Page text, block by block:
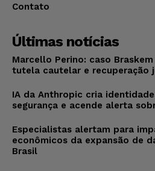
Contato
Últimas notícias
Marcello Perino: caso
tutela cautelar e recuperação
IA da Anthropic cria
segurança e acende alerta
Especialistas alertam para
econômicos da expansão de
Brasil